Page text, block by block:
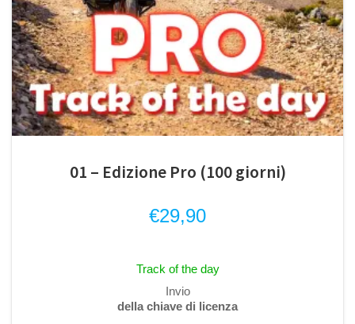
01 – Edizione Pro (100 giorni)
€29,90
Track of the day
Invio
della chiave di licenza